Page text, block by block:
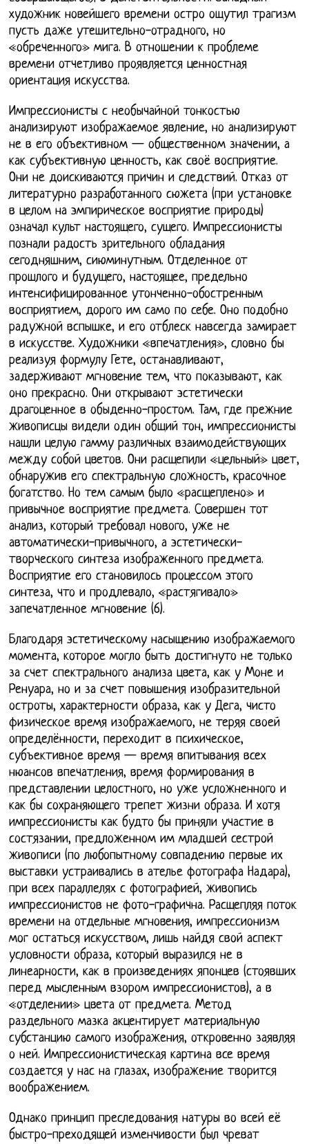
художник новейшего времени остро ощутил трагизм
пусть даже утешительно-отрадного, но
«обреченного» мига. В отношении к проблеме
времени отчетливо проявляется ценностная
ориентация искусства.
Импрессионисты с необычайной тонкостью
анализируют изображаемое явление, но анализируют
не в его объективном — общественном значении, а
как субъективную ценность, как своё восприятие.
Они не доискиваются причин и следствий. Отказ от
литературно разработанного сюжета (при установке
в целом на эмпирическое восприятие природы)
означал культ настоящего, сущего. Импрессионисты
познали радость зрительного обладания
сегодняшним, сиюминутным. Отделенное от
прошлого и будущего, настоящее, предельно
интенсифицированное утонченно-обостренным
восприятием, дорого им само по себе. Оно подобно
радужной вспышке, и его отблеск навсегда замирает
в искусстве. Художники «впечатления», словно бы
реализуя формулу Гете, останавливают,
задерживают мгновение тем, что показывают, как
оно прекрасно. Они открывают эстетически
драгоценное в обыденно-простом. Там, где прежние
живописцы видели один общий тон, импрессионисты
нашли целую гамму различных взаимодействующих
между собой цветов. Они расщепили «цельный» цвет,
обнаружив его спектральную сложность, красочное
богатство. Но тем самым было «расщеплено» и
привычное восприятие предмета. Совершен тот
анализ, который требовал нового, уже не
автоматически-привычного, а эстетически-
творческого синтеза изображенного предмета.
Восприятие его становилось процессом этого
синтеза, что и продлевало, «растягивало»
запечатленное мгновение (6).
Благодаря эстетическому насыщению изображаемого
момента, которое могло быть достигнуто не только
за счет спектрального анализа цвета, как у Моне и
Ренуара, но и за счет повышения изобразительной
остроты, характерности образа, как у Дега, чисто
физическое время изображаемого, не теряя своей
определённости, переходит в психическое,
субъективное время — время впитывания всех
нюансов впечатления, время формирования в
представлении целостного, но уже усложненного и
как бы сохраняющего трепет жизни образа. И хотя
импрессионисты как будто бы приняли участие в
состязании, предложенном им младшей сестрой
живописи (по любопытному совпадению первые их
выставки устраивались в ателье фотографа Надара),
при всех параллелях с фотографией, живопись
импрессионистов не фото-графична. Расщепляя поток
времени на отдельные мгновения, импрессионизм
мог остаться искусством, лишь найдя свой аспект
условности образа, который выразился не в
линеарности, как в произведениях японцев (стоявших
перед мысленным взором импрессионистов), а в
«отделении» цвета от предмета. Метод
раздельного мазка акцентирует материальную
субстанцию самого изображения, откровенно заявляя
о ней. Импрессионистическая картина все время
создается у нас на глазах, изображение творится
воображением.
Однако принцип преследования натуры во всей её
быстро-преходящей изменчивости был чреват